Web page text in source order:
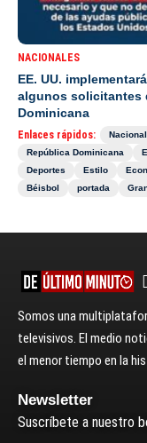
NACIONALES
EE. UU.
algunos solicitantes
Dominicana
Enlaces rápidos:
República Dominicana
Deportes
Estilo
Béisbol
portada
Somos una
televisivos. El medio
el menor tiempo en la
Newsletter
Suscríbete a nuestro